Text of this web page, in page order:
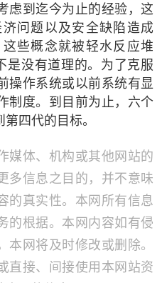
虑到迄今为止的经验，这
问题以及安全缺陷造成
些概念就被轻水反应堆
没有道理的。为了克服
操作系统或以前系统有显
制度。到目前为止，六个
四代的目标。
媒体、机构或其他网站的
多信息之目的，并不意味
的真实性。本网所有信息
的根据。本网内容如有侵
本网将及时修改或删除。
直接、间接使用本网站资